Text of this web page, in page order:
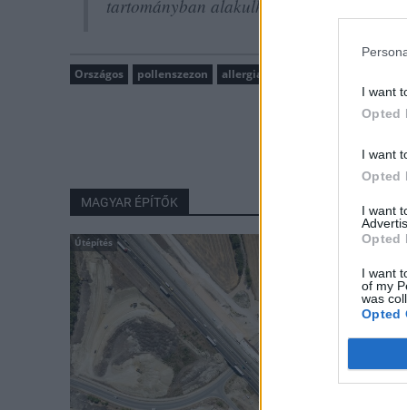
I want
Opted
I want
Opted
I want
Opted
I want
of my
was
Opted
tartományban alakulhat.
Országos pollenszezon allergia
MAGYAR ÉPÍTŐK
Útépítés